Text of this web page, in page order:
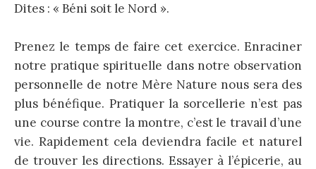
Dites : « Béni soit le Nord ».
Prenez le temps de faire cet exercice. Enraciner
notre pratique spirituelle dans notre observation
personnelle de notre Mère Nature nous sera des
plus bénéfique. Pratiquer la sorcellerie n’est pas
une course contre la montre, c’est le travail d’une
vie. Rapidement cela deviendra facile et naturel
de trouver les directions. Essayer à l’épicerie, au